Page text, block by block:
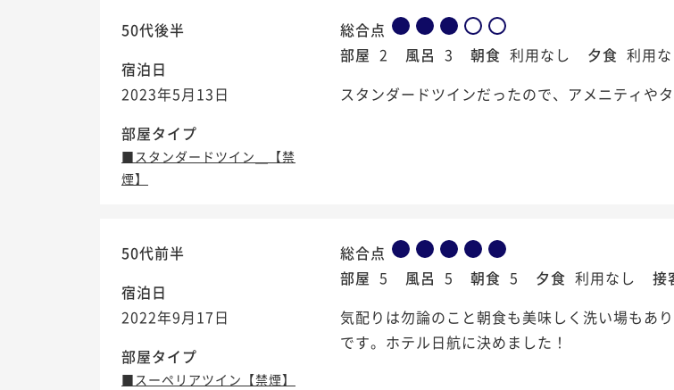
50代後半
宿泊日
2023年5月13日
部屋タイプ
■スタンダードツイン＿【禁
煙】
総合点
部屋 2 風呂 3 朝食 利用なし 夕食 利用
スタンダードツインだったので、アメニティや
50代前半
宿泊日
2022年9月17日
部屋タイプ
■スーペリアツイン【禁煙】
総合点
部屋 5 風呂 5 朝食 5 夕食 利用なし 接
気配りは勿論のこと朝食も美味しく洗い場もあ
です。ホテル日航に決めました！